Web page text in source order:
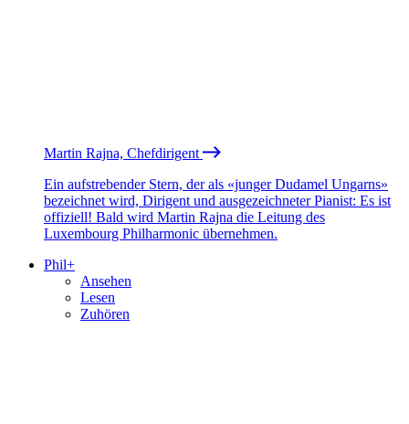
Martin Rajna, Chefdirigent
Ein aufstrebender Stern, der als «junger Dudamel Ungarns»
bezeichnet wird, Dirigent und ausgezeichneter Pianist: Es ist
offiziell! Bald wird Martin Rajna die Leitung des
Luxembourg Philharmonic übernehmen.
Phil+
Ansehen
Lesen
Zuhören